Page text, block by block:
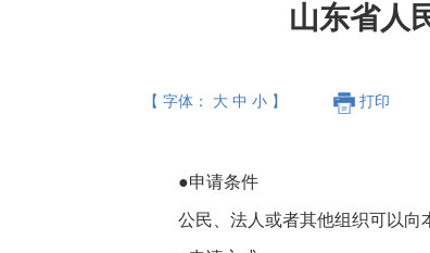
山东省人
【 字体： 大 中 小 】 打印
●申请条件
公民、法人或者其他组织可以向本